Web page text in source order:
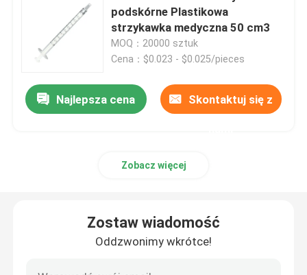
Akcesoria do strzykawek
Wstępnie napełnione części strzykawki
podskórne Plastikowa
strzykawka medyczna 50 cm3
MOQ：20000 sztuk
Cena：$0.023 - $0.025/pieces
Najlepsza cena Skontaktuj się z
Zobacz więcej
Zostaw wiadomość
Oddzwonimy wkrótce!